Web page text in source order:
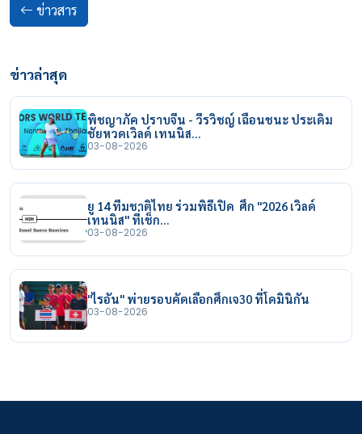
ข่าวสาร
ข่าวล่าสุด
พิชญาภัค ปราบจีน - วีรวิชญ์ เฉือนชนะ ประเดิม
ชัยหวดเวิลด์ เทนนิส…
03-08-2026
ยู 14 ทีมชาติไทย ร่วมพิธีเปิด ศึก "2026 เวิลด์
เทนนิส" ที่เช็ก…
03-08-2026
"ไรอัน" พ่ายรอบคัดเลือกศึกเจ30 ที่โดมินิกัน
03-08-2026